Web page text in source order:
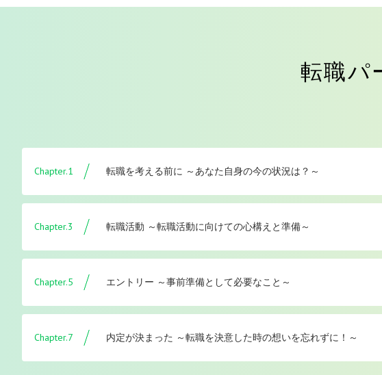
転職パ
Chapter.1 転職を考える前に ～あなた自身の今の状況は？～
Chapter.3 転職活動 ～転職活動に向けての心構えと準備～
Chapter.5 エントリー ～事前準備として必要なこと～
Chapter.7 内定が決まった ～転職を決意した時の想いを忘れずに！～